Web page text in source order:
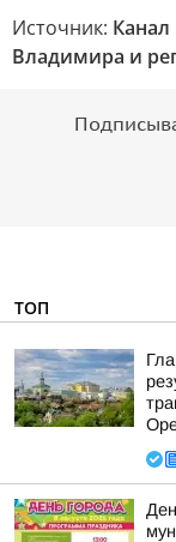
Источник:
Владимира и
ТОП